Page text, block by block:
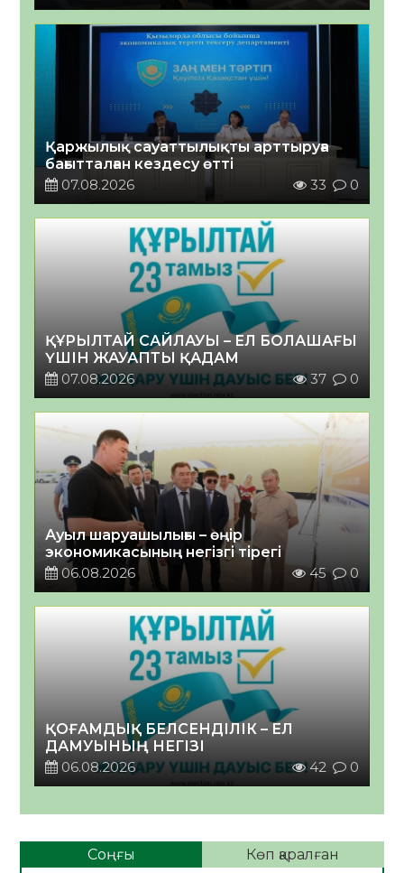
Қаржылық сауаттылықты арттыруға
бағытталған кездесу өтті
07.08.2026
33 0
ҚҰРЫЛТАЙ САЙЛАУЫ – ЕЛ БОЛАШАҒЫ
ҮШІН ЖАУАПТЫ ҚАДАМ
07.08.2026
37 0
Ауыл шаруашылығы – өңір
экономикасының негізгі тірегі
06.08.2026
45 0
ҚОҒАМДЫҚ БЕЛСЕНДІЛІК – ЕЛ
ДАМУЫНЫҢ НЕГІЗІ
06.08.2026
42 0
Соңғы Көп қаралған